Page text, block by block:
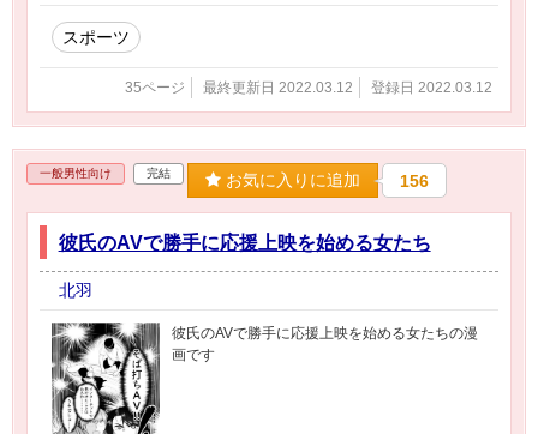
スポーツ
35ページ 最終更新日 2022.03.12 登録日 2022.03.12
一般男性向け 完結 お気に入りに追加 156
彼氏のAVで勝手に応援上映を始める女たち
北羽
彼氏のAVで勝手に応援上映を始める女たちの漫
画です